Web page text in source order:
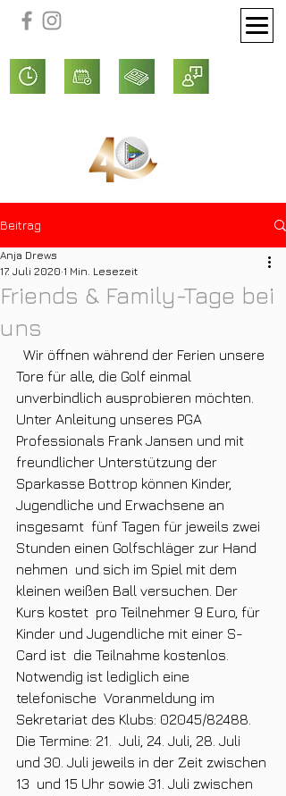
Beitrag
Friends & Family-Tage bei
uns
Anja Drews
17. Juli 2020 1 Min. Lesezeit
Tore für alle, die Golf einmal
unverbindlich ausprobieren möchten.
Unter Anleitung unseres PGA
Professionals Frank Jansen und mit
freundlicher Unterstützung der
Sparkasse Bottrop können Kinder,
Jugendliche und Erwachsene an
insgesamt  fünf Tagen für jeweils zwei
Stunden einen Golfschläger zur Hand
nehmen  und sich im Spiel mit dem
kleinen weißen Ball versuchen. Der
Kurs kostet  pro Teilnehmer 9 Euro, für
Kinder und Jugendliche mit einer S-
Card ist  die Teilnahme kostenlos.
Notwendig ist lediglich eine
telefonische  Voranmeldung im
Sekretariat des Klubs: 02045/82488.
Die Termine: 21.  Juli, 24. Juli, 28. Juli
und 30. Juli jeweils in der Zeit zwischen
13  und 15 Uhr sowie 31. Juli zwischen